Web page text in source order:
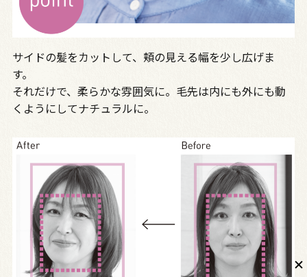
サイドの髪をカットして、頬の見える幅を少し広げま
す。
それだけで、柔らかな雰囲気に。毛先は内にも外にも動
くようにしてナチュラルに。